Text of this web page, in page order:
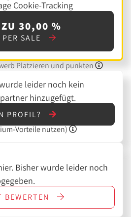
Cookie-Tracking
30,00 %
PER SALE
Platzieren und punkten
leider noch kein
hinzugefügt.
PROFIL?
Vorteile nutzen)
Bisher wurde leider noch
BEWERTEN